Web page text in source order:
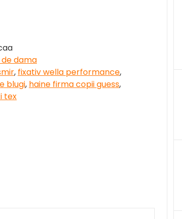
dama
, fixativ wella performance,
blugi, haine firma copii guess,
tex